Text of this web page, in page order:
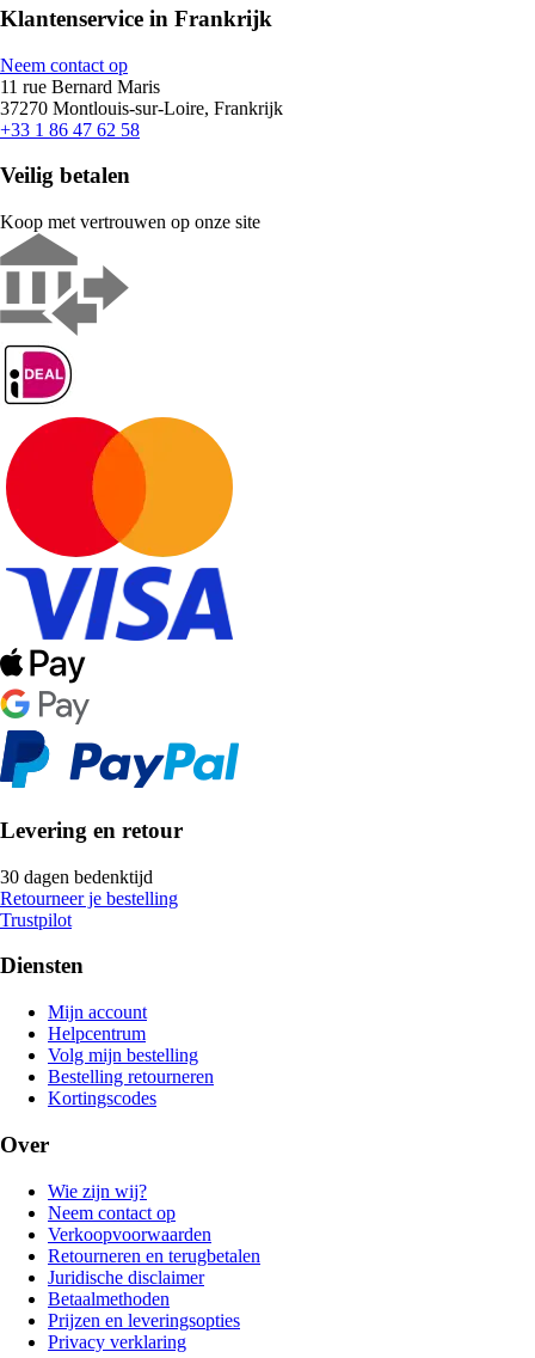
Klantenservice in Frankrijk
Neem contact op
11 rue Bernard Maris
37270 Montlouis-sur-Loire, Frankrijk
+33 1 86 47 62 58
Veilig betalen
Koop met vertrouwen op onze site
Levering en retour
30 dagen bedenktijd
Retourneer je bestelling
Trustpilot
Diensten
Mijn account
Helpcentrum
Volg mijn bestelling
Bestelling retourneren
Kortingscodes
Over
Wie zijn wij?
Neem contact op
Verkoopvoorwaarden
Retourneren en terugbetalen
Juridische disclaimer
Betaalmethoden
Prijzen en leveringsopties
Privacy verklaring